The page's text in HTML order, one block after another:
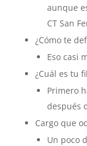
aunque
CT San
¿Cómo te
Eso casi
¿Cuál es tu
Primero
después
Cargo que
Un poco